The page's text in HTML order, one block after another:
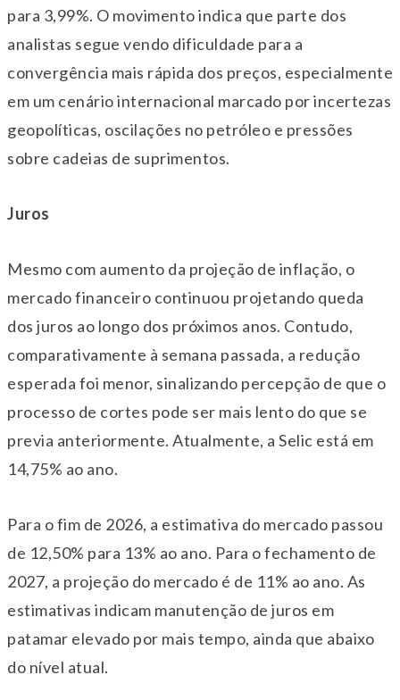
para 3,99%. O movimento indica que parte dos
analistas segue vendo dificuldade para a
convergência mais rápida dos preços, especialmente
em um cenário internacional marcado por incertezas
geopolíticas, oscilações no petróleo e pressões
sobre cadeias de suprimentos.
Juros
Mesmo com aumento da projeção de inflação, o
mercado financeiro continuou projetando queda
dos juros ao longo dos próximos anos. Contudo,
comparativamente à semana passada, a redução
esperada foi menor, sinalizando percepção de que o
processo de cortes pode ser mais lento do que se
previa anteriormente. Atualmente, a Selic está em
14,75% ao ano.
Para o fim de 2026, a estimativa do mercado passou
de 12,50% para 13% ao ano. Para o fechamento de
2027, a projeção do mercado é de 11% ao ano. As
estimativas indicam manutenção de juros em
patamar elevado por mais tempo, ainda que abaixo
do nível atual.